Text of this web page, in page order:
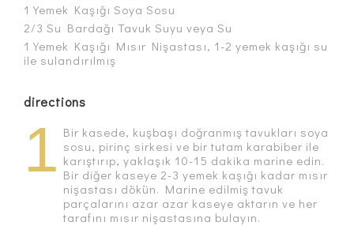
1 Yemek Kaşığı Soya Sosu
2/3 Su Bardağı Tavuk Suyu veya Su
1 Yemek Kaşığı Mısır Nişastası, 1-2 yemek kaşığı su
ile sulandırılmış
directions
1 Bir kasede, kuşbaşı doğranmış tavukları soya
sosu, pirinç sirkesi ve bir tutam karabiber ile
karıştırıp, yaklaşık 10-15 dakika marine edin.
Bir diğer kaseye 2-3 yemek kaşığı kadar mısır
nişastası dökün. Marine edilmiş tavuk
parçalarını azar azar kaseye aktarın ve her
tarafını mısır nişastasına bulayın.